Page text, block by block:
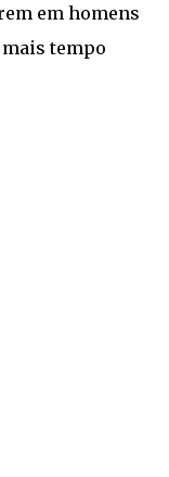
em homens
tempo